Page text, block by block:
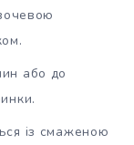
або до
із смаженою